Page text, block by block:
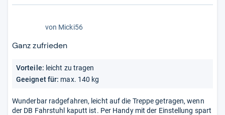
5
von Micki56
Ganz zufrieden
Vorteile: leicht zu tragen
Geeignet für: max. 140 kg
Wunderbar radgefahren, leicht auf die Treppe getragen, wenn
der DB Fahrstuhl kaputt ist. Per Handy mit der Einstellung spart